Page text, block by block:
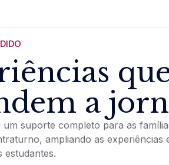
Diretiva
História
Inaciana
e Cultura
a
suporte completo para as
ampliando as experiências
estudantes.